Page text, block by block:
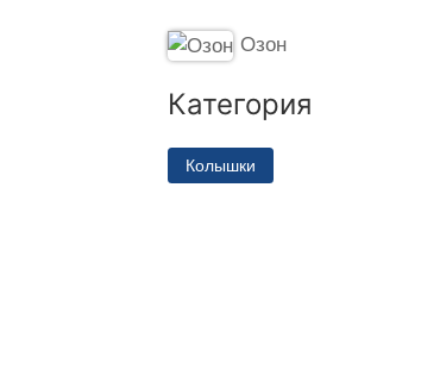
Озон
Категория
Колышки